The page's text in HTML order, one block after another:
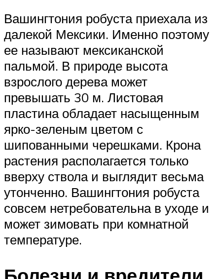
Вашингтония робуста приехала из
далекой Мексики. Именно поэтому
ее называют мексиканской
пальмой. В природе высота
взрослого дерева может
превышать 30 м. Листовая
пластина обладает насыщенным
ярко-зеленым цветом с
шипованными черешками. Крона
растения располагается только
вверху ствола и выглядит весьма
утонченно. Вашингтония робуста
совсем нетребовательна в уходе и
может зимовать при комнатной
температуре.